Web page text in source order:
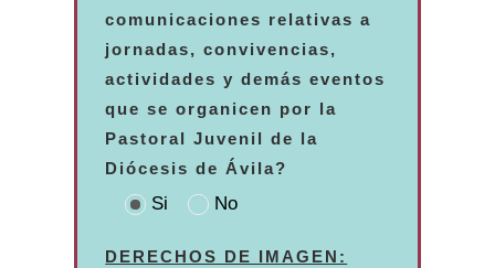
comunicaciones relativas a
jornadas, convivencias,
actividades y demás eventos
que se organicen por la
Pastoral Juvenil de la
Diócesis de Ávila?
Si No
DERECHOS DE IMAGEN: